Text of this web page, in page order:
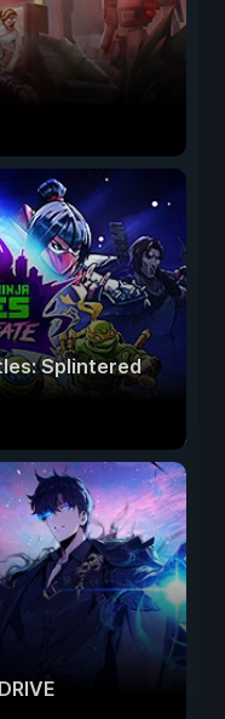
Splintered